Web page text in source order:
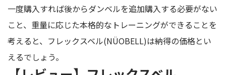
一度購入すれば後からダンベルを追加購入する必要がない
こと、重量に応じた本格的なトレーニングができることを
考えると、フレックスベル(NÜOBELL)は納得の価格とい
えるでしょう。